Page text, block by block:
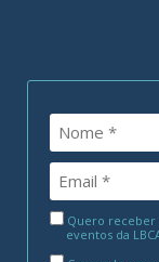
Quero receber
eventos da